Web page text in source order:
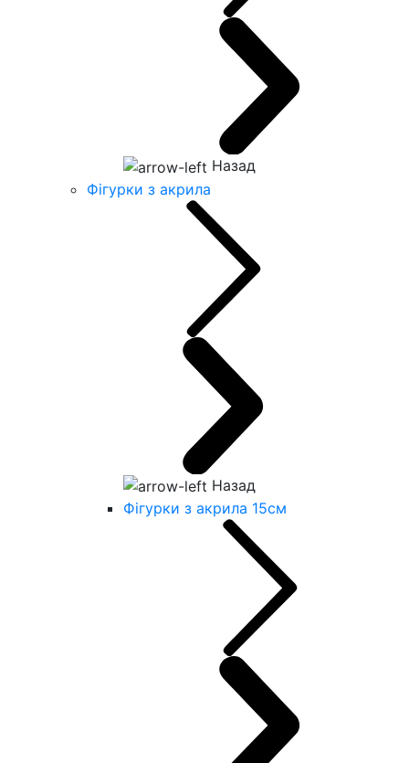
Назад
Фігурки з акрила
Назад
Фігурки з акрила 15см